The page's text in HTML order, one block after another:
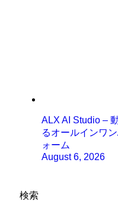
ALX AI Studio –
るオールインワ
ォーム
August 6, 2026
検索